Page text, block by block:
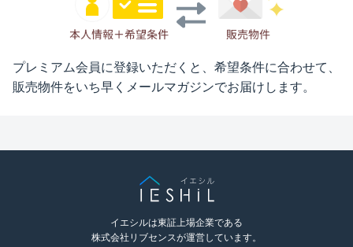
プレミアム会員に登録いただくと、希望条件に合わせて、
販売物件をいち早くメールマガジンでお届けします。
イエシルは東証上場企業である
株式会社リブセンスが運営しています。